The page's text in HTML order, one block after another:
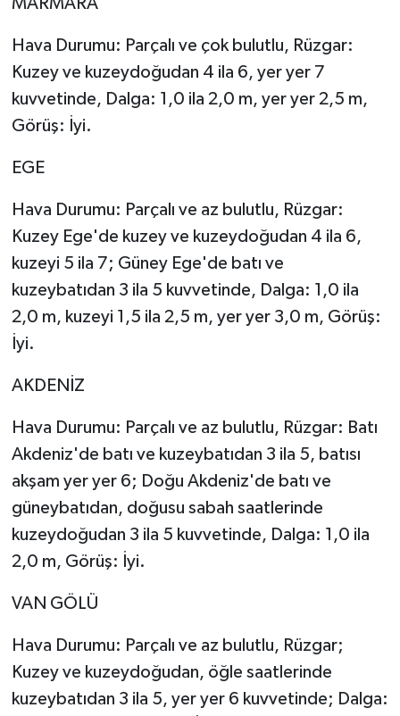
MARMARA
Hava Durumu: Parçalı ve çok bulutlu, Rüzgar:
Kuzey ve kuzeydoğudan 4 ila 6, yer yer 7
kuvvetinde, Dalga: 1,0 ila 2,0 m, yer yer 2,5 m,
Görüş: İyi.
EGE
Hava Durumu: Parçalı ve az bulutlu, Rüzgar:
Kuzey Ege'de kuzey ve kuzeydoğudan 4 ila 6,
kuzeyi 5 ila 7; Güney Ege'de batı ve
kuzeybatıdan 3 ila 5 kuvvetinde, Dalga: 1,0 ila
2,0 m, kuzeyi 1,5 ila 2,5 m, yer yer 3,0 m, Görüş:
İyi.
AKDENİZ
Hava Durumu: Parçalı ve az bulutlu, Rüzgar: Batı
Akdeniz'de batı ve kuzeybatıdan 3 ila 5, batısı
akşam yer yer 6; Doğu Akdeniz'de batı ve
güneybatıdan, doğusu sabah saatlerinde
kuzeydoğudan 3 ila 5 kuvvetinde, Dalga: 1,0 ila
2,0 m, Görüş: İyi.
VAN GÖLÜ
Hava Durumu: Parçalı ve az bulutlu, Rüzgar;
Kuzey ve kuzeydoğudan, öğle saatlerinde
kuzeybatıdan 3 ila 5, yer yer 6 kuvvetinde; Dalga: